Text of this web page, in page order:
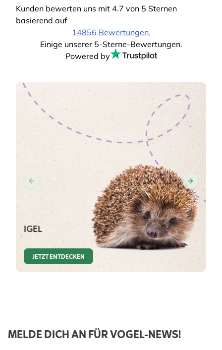
Kunden bewerten uns mit 4.7 von 5 Sternen
basierend auf
14856 Bewertungen.
Einige unserer 5-Sterne-Bewertungen.
Powered by
IGEL
JETZT ENTDECKEN
MELDE DICH AN FÜR VOGEL-NEWS!